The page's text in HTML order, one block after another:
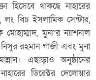
হিসেবে থাকছে নাহারের
বিচ ইসলামিক সেন্টার,
মোহাম্মাদ, মুনা’র ন্যাশনাল
রহমান গাজী এবং মুনা
এছাড়াও অনুষ্ঠানের
ডিরেক্টর দেলোয়ার